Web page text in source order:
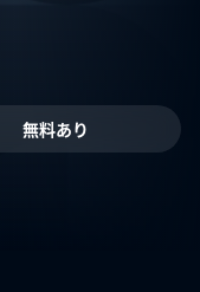
無料あり